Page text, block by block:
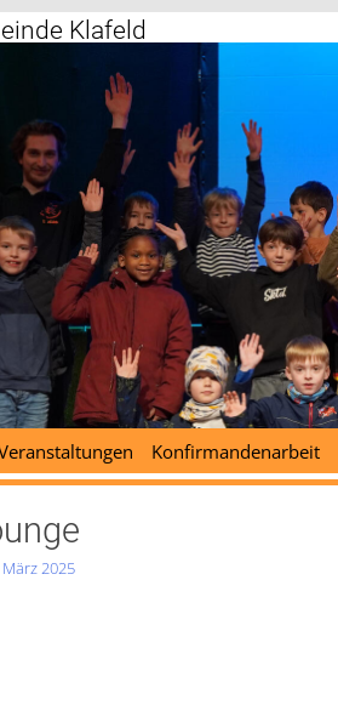
Klafeld
Konfirmandenarbeit
März 2025